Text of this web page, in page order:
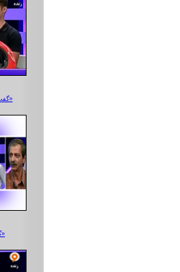
گفت‌وگو درباره «دوچرخه‌سواری کوهستان»
گفت‌وگو با قهرمانان «دوی کوهستان»